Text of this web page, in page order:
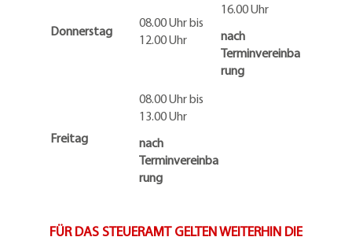
Donnerstag
08.00 Uhr bis
12.00 Uhr
16.00 Uhr
nach
Terminvereinba
rung
Freitag
08.00 Uhr bis
13.00 Uhr
nach
Terminvereinba
rung
FÜR DAS STEUERAMT GELTEN WEITERHIN DIE